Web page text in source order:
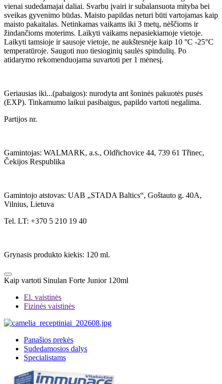
vienai sudedamajai daliai. Svarbu įvairi ir subalansuota mityba bei
sveikas gyvenimo būdas. Maisto papildas neturi būti vartojamas kaip
maisto pakaitalas. Netinkamas vaikams iki 3 metų, nėščioms ir
žindančioms moterims. Laikyti vaikams nepasiekiamoje vietoje.
Laikyti tamsioje ir sausoje vietoje, ne aukštesnėje kaip 10 °C -25°C
temperatūroje. Saugoti nuo tiesioginių saulės spindulių. Po
atidarymo rekomenduojama suvartoti per 1 mėnesį.
Geriausias iki...(pabaigos): nurodyta ant šoninės pakuotės pusės
(EXP). Tinkamumo laikui pasibaigus, papildo vartoti negalima.
Partijos nr.
Gamintojas: WALMARK, a.s., Oldřichovice 44, 739 61 Třinec,
Čekijos Respublika
Gamintojo atstovas: UAB „STADA Baltics“, Goštauto g. 40A,
Vilnius, Lietuva
Tel. LT: +370 5 210 19 40
Grynasis produkto kiekis: 120 ml.
Kaip vartoti Sinulan Forte Junior 120ml
El. vaistinės
Fizinės vaistinės
Panašios prekės
Sudedamosios dalys
Specialistams